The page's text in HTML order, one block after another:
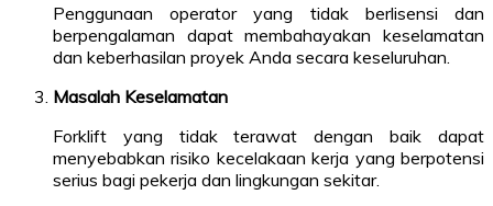
Penggunaan operator yang tidak berlisensi dan
berpengalaman dapat membahayakan keselamatan
dan keberhasilan proyek Anda secara keseluruhan.
Masalah Keselamatan
Forklift yang tidak terawat dengan baik dapat
menyebabkan risiko kecelakaan kerja yang berpotensi
serius bagi pekerja dan lingkungan sekitar.